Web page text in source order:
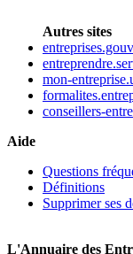
Autres sites
mon-
conseillers-
Aide
Questions
Définitions
Supprimer ses
L'Annuaire des